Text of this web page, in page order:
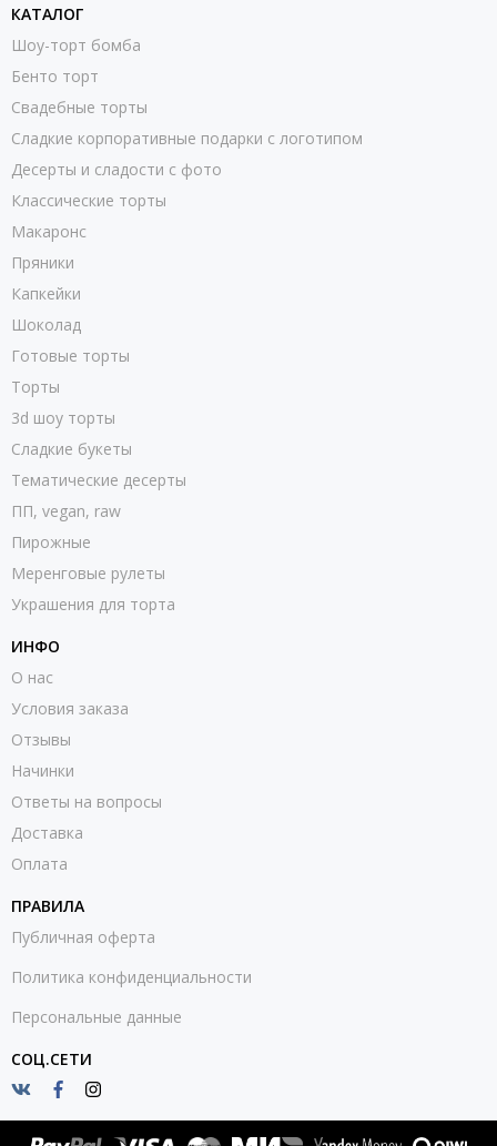
КАТАЛОГ
Шоу-торт бомба
Бенто торт
Свадебные торты
Сладкие корпоративные подарки с логотипом
Десерты и сладости с фото
Классические торты
Макаронс
Пряники
Капкейки
Шоколад
Готовые торты
Торты
3d шоу торты
Сладкие букеты
Тематические десерты
ПП, vegan, raw
Пирожные
Меренговые рулеты
Украшения для торта
ИНФО
О нас
Условия заказа
Отзывы
Начинки
Ответы на вопросы
Доставка
Оплата
ПРАВИЛА
Публичная оферта
Политика конфиденциальности
Персональные данные
СОЦ.СЕТИ